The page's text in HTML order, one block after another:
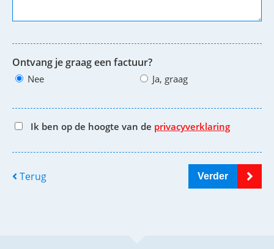
Ontvang je graag een factuur?
Nee Ja, graag
Ik ben op de hoogte van de privacyverklaring
Terug Verder